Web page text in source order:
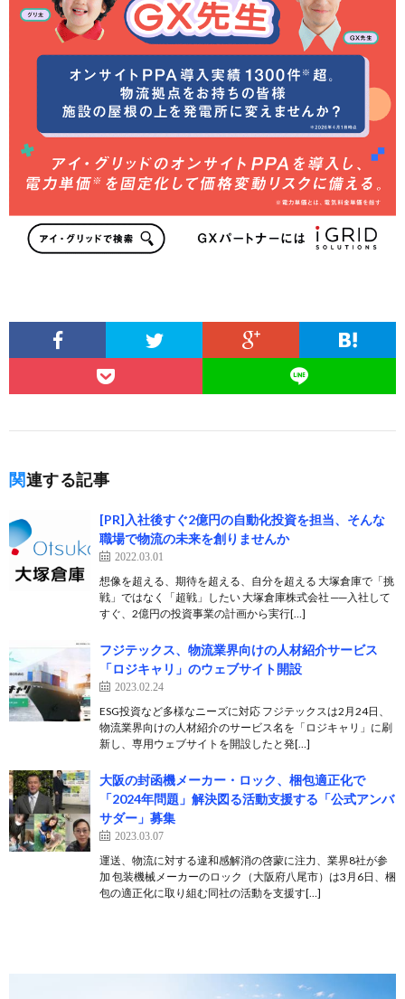
関連する記事
[PR]入社後すぐ2億円の自動化投資を担当、そんな
職場で物流の未来を創りませんか
2022.03.01
想像を超える、期待を超える、自分を超える 大塚倉庫で「挑
戦」ではなく「超戦」したい 大塚倉庫株式会社 ──入社して
すぐ、2億円の投資事業の計画から実行[…]
フジテックス、物流業界向けの人材紹介サービス
「ロジキャリ」のウェブサイト開設
2023.02.24
ESG投資など多様なニーズに対応 フジテックスは2月24日、
物流業界向けの人材紹介のサービス名を「ロジキャリ」に刷
新し、専用ウェブサイトを開設したと発[…]
大阪の封函機メーカー・ロック、梱包適正化で
「2024年問題」解決図る活動支援する「公式アンバ
サダー」募集
2023.03.07
運送、物流に対する違和感解消の啓蒙に注力、業界8社が参
加 包装機械メーカーのロック（大阪府八尾市）は3月6日、梱
包の適正化に取り組む同社の活動を支援す[…]